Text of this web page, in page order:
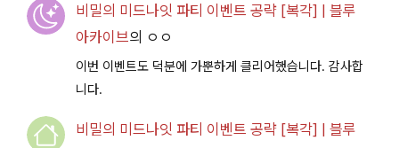
비밀의 미드나잇 파티 이벤트 공략 [복각] | 블루
아카이브의 ㅇㅇ
이번 이벤트도 덕분에 가뿐하게 클리어했습니다. 감사합
니다.
비밀의 미드나잇 파티 이벤트 공략 [복각] | 블루